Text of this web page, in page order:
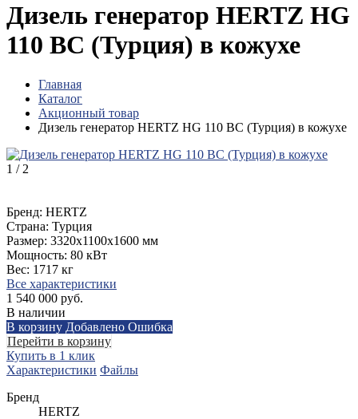
Дизель генератор HERTZ HG
110 BC (Турция) в кожухе
Главная
Каталог
Акционный товар
Дизель генератор HERTZ HG 110 BC (Турция) в кожухе
1 / 2
Бренд: HERTZ
Страна: Турция
Размер: 3320х1100х1600 мм
Мощность: 80 кВт
Вес: 1717 кг
Все характеристики
1 540 000 руб.
В наличии
В корзину Добавлено Ошибка
Перейти в корзину
Купить в 1 клик
Характеристики Файлы
Бренд
HERTZ